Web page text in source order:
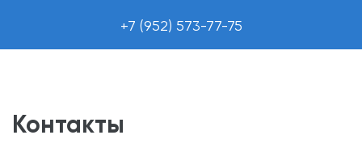
+7 (952) 573-77-75
Контакты